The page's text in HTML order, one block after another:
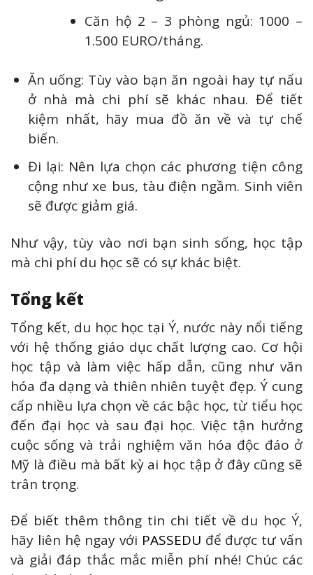
Căn hộ 2 – 3 phòng ngủ: 1000 –
1.500 EURO/tháng.
Ăn uống: Tùy vào bạn ăn ngoài hay tự nấu
ở nhà mà chi phí sẽ khác nhau. Để tiết
kiệm nhất, hãy mua đồ ăn về và tự chế
biến.
Đi lại: Nên lựa chọn các phương tiện công
cộng như xe bus, tàu điện ngầm. Sinh viên
sẽ được giảm giá.
Như vậy, tùy vào nơi bạn sinh sống, học tập
mà chi phí du học sẽ có sự khác biệt.
Tổng kết
Tổng kết, du học học tại Ý, nước này nổi tiếng
với hệ thống giáo dục chất lượng cao. Cơ hội
học tập và làm việc hấp dẫn, cũng như văn
hóa đa dạng và thiên nhiên tuyệt đẹp. Ý cung
cấp nhiều lựa chọn về các bậc học, từ tiểu học
đến đại học và sau đại học. Việc tận hưởng
cuộc sống và trải nghiệm văn hóa độc đáo ở
Mỹ là điều mà bất kỳ ai học tập ở đây cũng sẽ
trân trọng.
Để biết thêm thông tin chi tiết về du học Ý,
hãy liên hệ ngay với PASSEDU để được tư vấn
và giải đáp thắc mắc miễn phí nhé! Chúc các